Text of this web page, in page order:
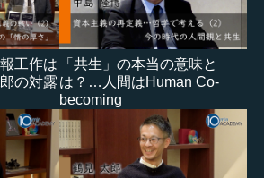
工作は
の対露
「共生」の本当の意味と
は？…人間はHuman Co-
becoming